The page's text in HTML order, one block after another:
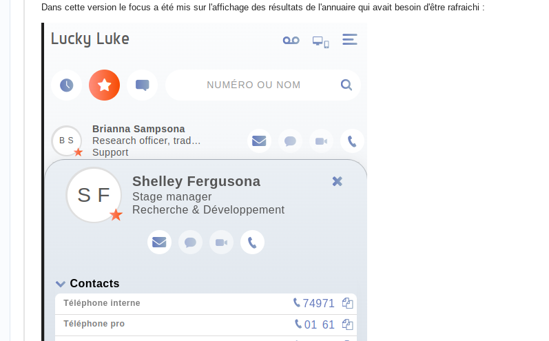
Dans cette version le focus a été mis sur l'affichage des résultats de l'annuaire qui avait besoin d'être rafraichi :